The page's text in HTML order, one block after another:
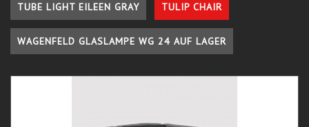
TUBE LIGHT EILEEN GRAY TULIP CHAIR
WAGENFELD GLASLAMPE WG 24 AUF LAGER